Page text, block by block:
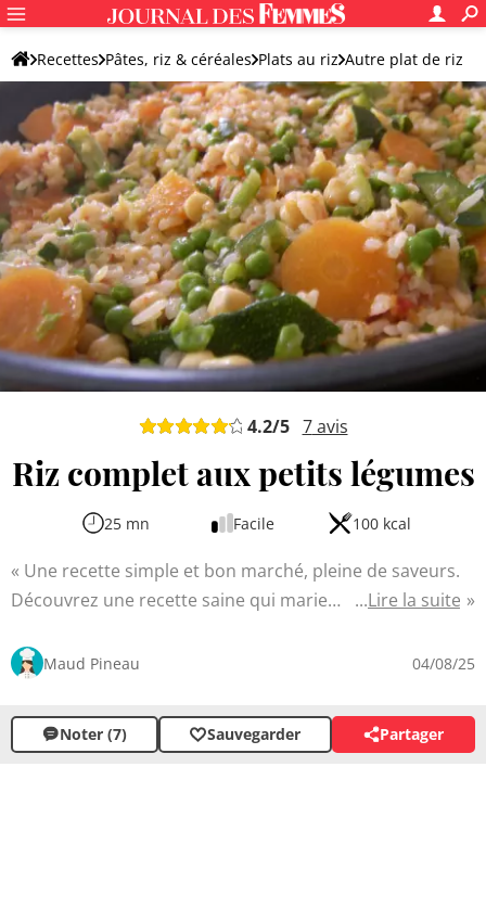
Recettes Pâtes, riz & céréales Plats au riz Autre plat de riz
4.2/5 7avis
Riz complet aux petits légumes
25 mn Facile 100 kcal
Une recette simple et bon marché, pleine de saveurs.
Découvrez une recette saine qui marie
plat coloré ravira vos papilles tout en vous apportant
cuisson vapeur des légumes préserve leurs nutriments,
tandis que le coulis de tomate et les herbes
Lire la suite
Maud Pineau 04/08/25
Noter (7) Sauvegarder Partager